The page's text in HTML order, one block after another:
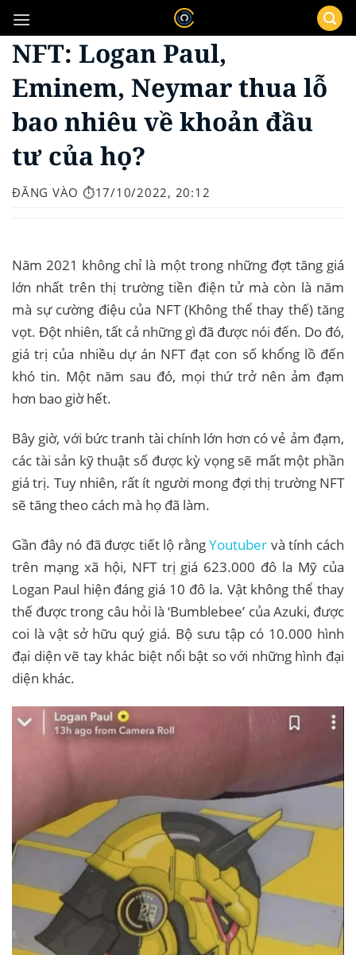
qua
nội
NFT: Logan Paul,
Eminem, Neymar thua lỗ
bao nhiêu về khoản đầu
tư của họ?
ĐĂNG VÀO ⏱️17/10/2022, 20:12
Năm 2021 không chỉ là một trong những đợt tăng giá
lớn nhất trên thị trường tiền điện tử mà còn là năm
mà sự cường điệu của NFT (Không thể thay thế) tăng
vọt. Đột nhiên, tất cả những gì đã được nói đến. Do đó,
giá trị của nhiều dự án NFT đạt con số khổng lồ đến
khó tin. Một năm sau đó, mọi thứ trở nên ảm đạm
hơn bao giờ hết.
Bây giờ, với bức tranh tài chính lớn hơn có vẻ ảm đạm,
các tài sản kỹ thuật số được kỳ vọng sẽ mất một phần
giá trị. Tuy nhiên, rất ít người mong đợi thị trường NFT
sẽ tăng theo cách mà họ đã làm.
Gần đây nó đã được tiết lộ rằngYoutuber và tính cách
trên mạng xã hội, NFT trị giá 623.000 đô la Mỹ của
Logan Paul hiện đáng giá 10 đô la. Vật không thể thay
thế được trong câu hỏi là ‘Bumblebee’ của Azuki, được
coi là vật sở hữu quý giá. Bộ sưu tập có 10.000 hình
đại diện vẽ tay khác biệt nổi bật so với những hình đại
diện khác.